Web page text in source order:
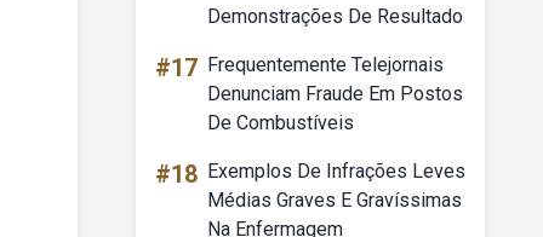
Demonstrações De Resultado
#17 Frequentemente Telejornais
Denunciam Fraude Em Postos
De Combustíveis
#18 Exemplos De Infrações Leves
Médias Graves E Gravíssimas
Na Enfermagem